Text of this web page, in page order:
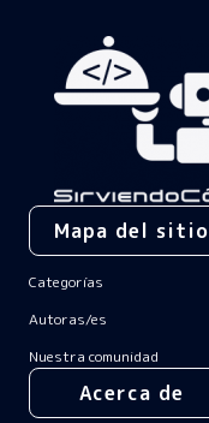
Mapa del sitio
Categorías
Autoras/es
Nuestra comunidad
Acerca de